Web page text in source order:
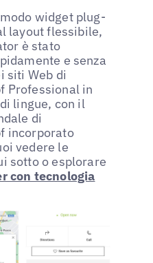
widget plug-
layout flessibile,
è stato
e senza
siti Web di
Professional in
lingue, con il
di
incorporato
vedere le
sotto o esplorare
con tecnologia